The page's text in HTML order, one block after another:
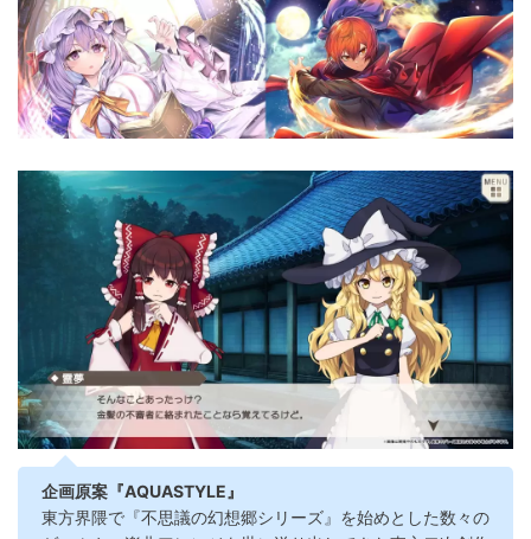
企画原案『AQUASTYLE』
東方界隈で『不思議の幻想郷シリーズ』を始めとした数々の